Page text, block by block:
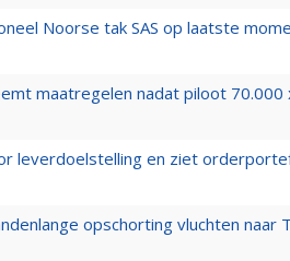
Noorse tak SAS op laatste
maatregelen nadat piloot
leverdoelstelling en ziet
opschorting vluchten naar